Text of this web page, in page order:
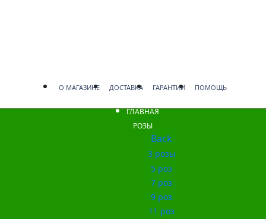
О МАГАЗИНЕ ДОСТАВКА ГАРАНТИИ ПОМОЩЬ
ГЛАВНАЯ
РОЗЫ
Back
3 розы
5 роз
7 роз
9 роз
11 роз